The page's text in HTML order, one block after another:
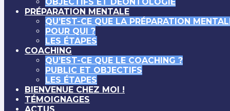
PRÉPARATION MENTALE
QU’EST-CE QUE LA PRÉPARATION
POUR QUI ?
LES ÉTAPES
COACHING
QU’EST-CE QUE LE COACHING ?
PUBLIC ET OBJECTIFS
LES ÉTAPES
BIENVENUE CHEZ MOI !
TÉMOIGNAGES